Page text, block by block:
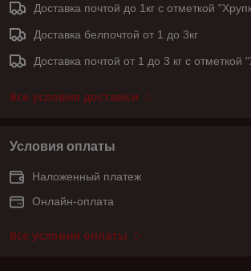
Доставка почтой до 1кг с отметкой
Доставка белпочтой от 1 до 3кг
Доставка почтой от 1 до 3 кг с отметкой
Все условия доставки
Условия оплаты
Наложенный платеж
Онлайн-оплата
Все условия оплаты